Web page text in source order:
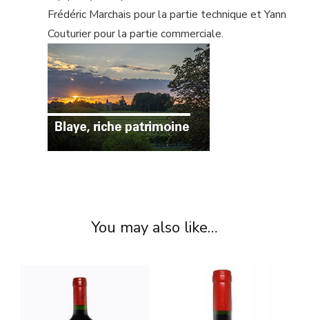
Frédéric Marchais pour la partie technique et Yann
Couturier pour la partie commerciale.
You may also like…